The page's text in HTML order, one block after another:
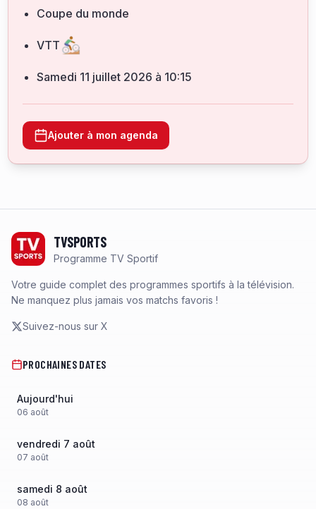
Coupe du monde
VTT
samedi 11 juillet 2026 à 10:15
Ajouter à mon agenda
TVSPORTS
Programme TV Sportif
Votre guide complet des programmes sportifs à la télévision.
Ne manquez plus jamais vos matchs favoris !
Suivez-nous sur X
PROCHAINES DATES
Aujourd'hui
06 août
vendredi 7 août
07 août
samedi 8 août
08 août